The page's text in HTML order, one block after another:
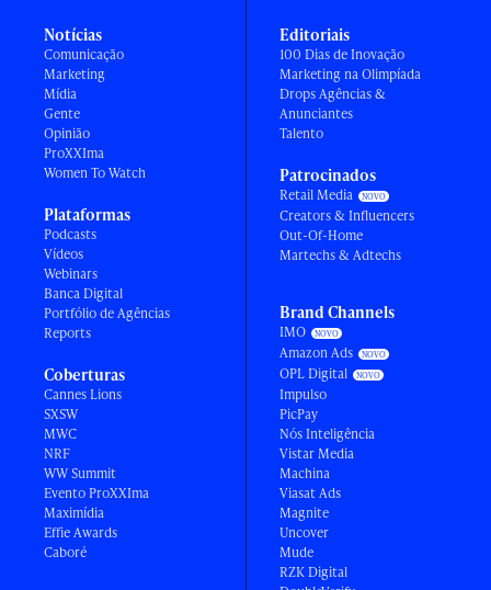
Notícias
Comunicação
Marketing
Mídia
Gente
Opinião
ProXXIma
Women To Watch
Plataformas
Podcasts
Vídeos
Webinars
Banca Digital
Portfólio de Agências
Reports
Coberturas
Cannes Lions
SXSW
MWC
NRF
WW Summit
Evento ProXXIma
Maximídia
Effie Awards
Caboré
Editoriais
100 Dias de Inovação
Marketing na Olimpíada
Drops Agências &
Anunciantes
Talento
Patrocinados
Retail Media
Creators & Influencers
Out-Of-Home
Martechs & Adtechs
Brand Channels
IMO
Amazon Ads
OPL Digital
Impulso
PicPay
Nós Inteligência
Vistar Media
Machina
Viasat Ads
Magnite
Uncover
Mude
RZK Digital